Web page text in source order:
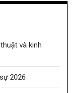
và kinh
2026